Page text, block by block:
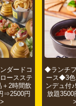
ダードコ
ースステ
＋2時間飲
⇒2500円
◆ランチ
ース◆3色
ンデュ付
放題